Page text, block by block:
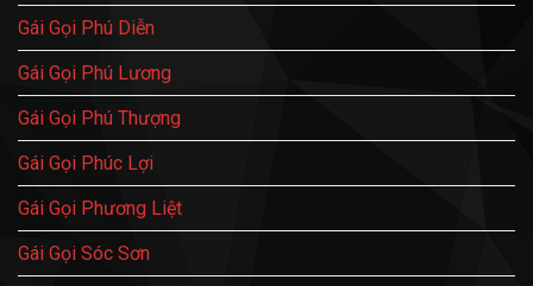
Gái Gọi Phú Diễn
Gái Gọi Phú Lương
Gái Gọi Phú Thượng
Gái Gọi Phúc Lợi
Gái Gọi Phương Liệt
Gái Gọi Sóc Sơn